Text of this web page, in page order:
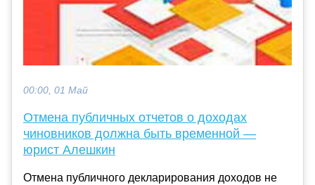
00:00, 01 Май
Отмена публичных отчетов о доходах
чиновников должна быть временной —
юрист Алешкин
Отмена публичного декларирования доходов не